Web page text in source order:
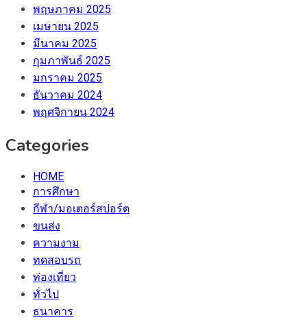
พฤษภาคม 2025
เมษายน 2025
มีนาคม 2025
กุมภาพันธ์ 2025
มกราคม 2025
ธันวาคม 2024
พฤศจิกายน 2024
Categories
HOME
การศึกษา
กีฬา/มอเตอร์สปอร์ต
ขนส่ง
ความงาม
ทดสอบรถ
ท่องเที่ยว
ทั่วไป
ธนาคาร